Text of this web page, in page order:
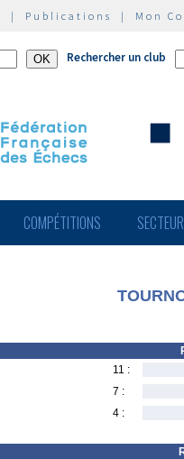
| Publications | Mon
Rechercher un club
COMPÉTITIONS
11 :
7 :
4 :